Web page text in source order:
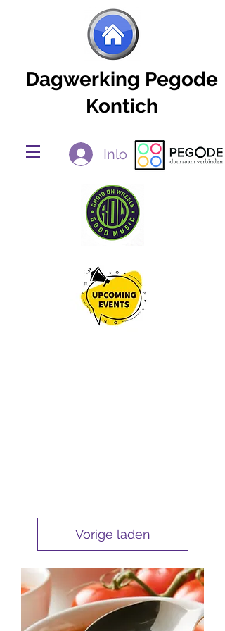
Dagwerking Pegode
Kontich
Inloggen
Vorige laden